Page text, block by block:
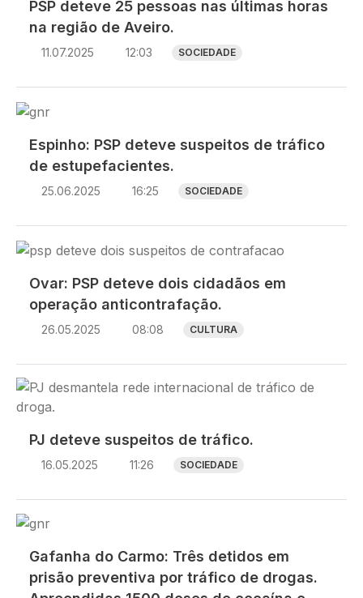
PSP deteve 25 pessoas nas últimas horas
na região de Aveiro.
11.07.2025 12:03 SOCIEDADE
Imagem
Espinho: PSP deteve suspeitos de tráfico
de estupefacientes.
25.06.2025 16:25 SOCIEDADE
Imagem
Ovar: PSP deteve dois cidadãos em
operação anticontrafação.
26.05.2025 08:08 CULTURA
Imagem
PJ deteve suspeitos de tráfico.
16.05.2025 11:26 SOCIEDADE
Imagem
Gafanha do Carmo: Três detidos em
prisão preventiva por tráfico de drogas.